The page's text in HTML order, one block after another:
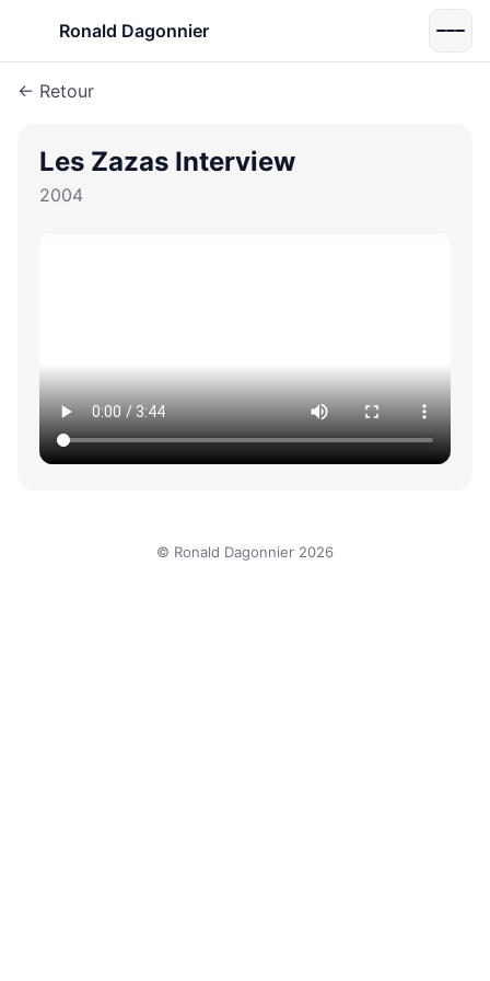
Ronald Dagonnier
← Retour
Les Zazas Interview
2004
© Ronald Dagonnier 2026